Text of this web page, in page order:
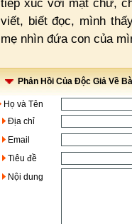
tiếp xúc với mặt chữ,
viết, biết đọc, mình
mẹ nhìn đứa con của
Phản Hồi Của Độc Giả Về
Họ và Tên
Địa chỉ
Email
Tiêu đề
Nội dung